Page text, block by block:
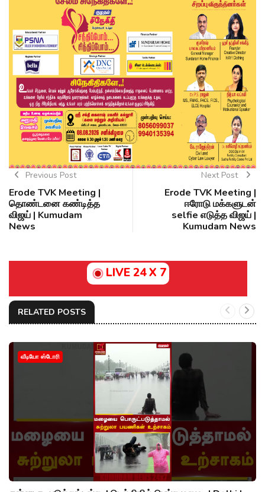
Previous Post
Erode TVK Meeting |
தொண்டனை கண்டித்த
விஜய் | Kumudam
News
Next Post
Erode TVK Meeting |
ஈரோடு மக்களுடன்
selfie எடுத்த விஜய் |
Kumudam News
LIVE 24 X 7
RELATED POSTS
வீடியோ ஸ்டோரி